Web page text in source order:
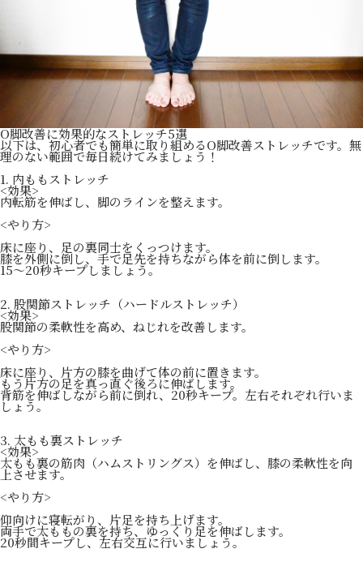
O脚改善に効果的なストレッチ5選
以下は、初心者でも簡単に取り組めるO脚改善ストレッチです。無
理のない範囲で毎日続けてみましょう！
1. 内ももストレッチ
<効果>
内転筋を伸ばし、脚のラインを整えます。
<やり方>
床に座り、足の裏同士をくっつけます。
膝を外側に倒し、手で足先を持ちながら体を前に倒します。
15〜20秒キープしましょう。
2. 股関節ストレッチ（ハードルストレッチ）
<効果>
股関節の柔軟性を高め、ねじれを改善します。
<やり方>
床に座り、片方の膝を曲げて体の前に置きます。
もう片方の足を真っ直ぐ後ろに伸ばします。
背筋を伸ばしながら前に倒れ、20秒キープ。左右それぞれ行いま
しょう。
3. 太もも裏ストレッチ
<効果>
太もも裏の筋肉（ハムストリングス）を伸ばし、膝の柔軟性を向
上させます。
<やり方>
仰向けに寝転がり、片足を持ち上げます。
両手で太ももの裏を持ち、ゆっくり足を伸ばします。
20秒間キープし、左右交互に行いましょう。